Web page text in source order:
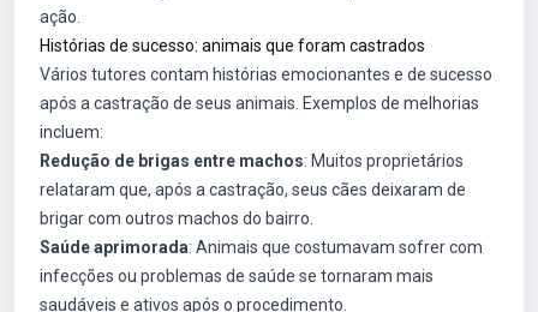
ação.
Histórias de sucesso: animais que foram castrados
Vários tutores contam histórias emocionantes e de sucesso
após a castração de seus animais. Exemplos de melhorias
incluem:
Redução de brigas entre machos: Muitos proprietários
relataram que, após a castração, seus cães deixaram de
brigar com outros machos do bairro.
Saúde aprimorada: Animais que costumavam sofrer com
infecções ou problemas de saúde se tornaram mais
saudáveis e ativos após o procedimento.